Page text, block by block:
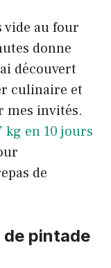
vide au four
donne
découvert
culinaire et
mes invités.
en 10 jours
de
de pintade